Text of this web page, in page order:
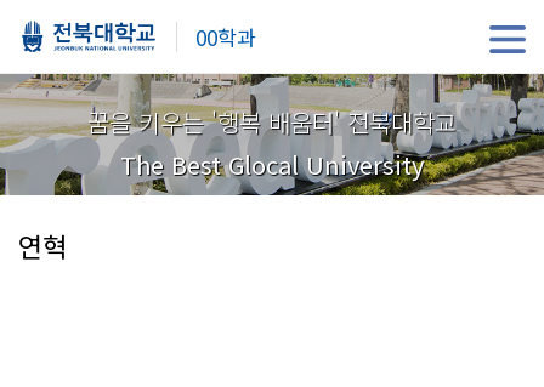
00학과
꿈을 키우는 '행복 배움터' 전북대학교
The Best Glocal University
연혁